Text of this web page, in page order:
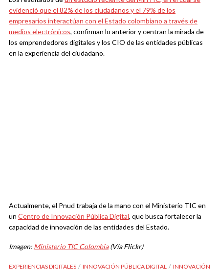
evidenció que el 82% de los ciudadanos y el 79% de los
empresarios interactúan con el Estado colombiano a través de
medios electrónicos, confirman lo anterior y centran la mirada de
los emprendedores digitales y los CIO de las entidades públicas
en la experiencia del ciudadano.
Actualmente, el Pnud trabaja de la mano con el Ministerio TIC en
un Centro de Innovación Pública Digital, que busca fortalecer la
capacidad de innovación de las entidades del Estado.
Imagen: Ministerio TIC Colombia(Vía Flickr)
EXPERIENCIAS DIGITALES INNOVACIÓN PÚBLICA DIGITAL
INNOVACIÓN